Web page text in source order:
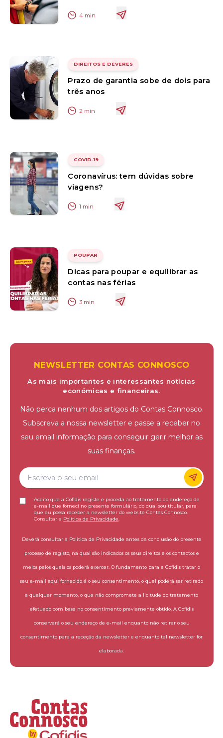
4 min
DIREITOS E DEVERES
Prazo de garantia sobe de dois para
três anos
2 min
COVID-19
Coronavírus: tem dúvidas sobre
viagens?
1 min
POUPAR
Dicas para poupar e equilibrar as
contas nas férias
3 min
NEWSLETTER CONTAS CONNOSCO
As mais importantes e interessantes notícias
económicas e financeiras.
Não perca nenhum dos artigos do Contas Connosco.
Subscreva a nossa newsletter e passe a receber no
seu email informação para conseguir gerir melhor as
suas finanças.
Aceito que a Cofidis registe e proceda ao tratamento do endereço de
e-mail que forneci no presente formulário, do qual sou titular, para
que eu possa receber a newsletter do website Contas Connosco.
Consultar a Política de Privacidade
Deverá consultar a Política de Privacidade antes da conclusão do presente
processo de registo, na qual são indicados os seus direitos e os contactos e
meios pelos quais os poderá exercer. O fundamento para a Cofidis tratar o
seu e-mail aqui fornecido é o seu consentimento, o qual poderá ser retirado
a qualquer momento, o que não compromete a licitude do tratamento
efetuado com base no consentimento previamente obtido. A Cofidis
conservará o seu endereço de e-mail enquanto não retirar o seu
consentimento para a receção da newsletter e enquanto tal newsletter for
elaborada.